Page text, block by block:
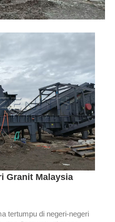
Granit Malaysia
tertumpu di negeri-negeri